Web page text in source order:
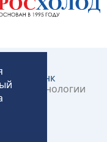
КликЛинк
технологии